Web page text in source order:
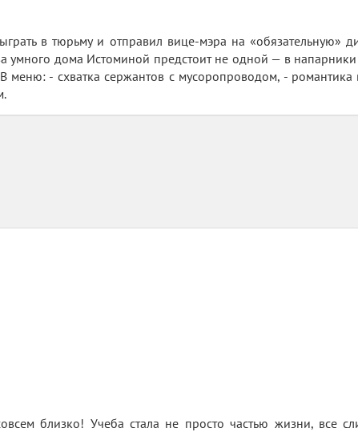
в тюрьму и отправил вице-мэра на «обязательную»
умного дома Истоминой предстоит не одной — в
- схватка сержантов с мусоропроводом, - романтика
близко! Учеба стала не просто частью жизни, все